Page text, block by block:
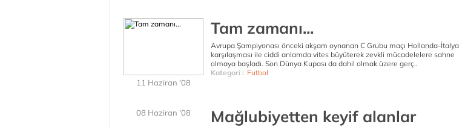
11 Haziran '08
Tam zamanı...
Avrupa Şampiyonası önceki akşam oynanan C Grubu maçı Hollanda-İtalya
karşılaşması ile ciddi anlamda vites büyüterek zevkli mücadelelere sahne
olmaya başladı. Son Dünya Kupası da dahil olmak üzere gerç..
Kategori : Futbol
08 Haziran '08 Mağlubiyetten keyif alanlar